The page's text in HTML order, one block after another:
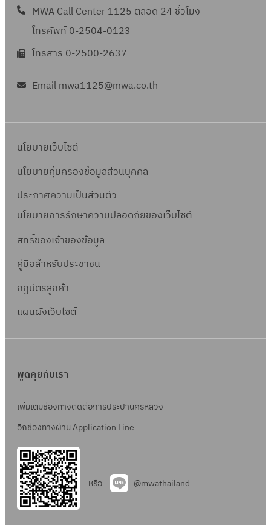
MWA Call Center 1125 ตลอด 24 ชั่วโมง
โทรศัพท์ 0-2504-0123
โทรสาร 0-2500-2637
Email mwa1125@mwa.co.th
นโยบายเว็บไซต์
นโยบายคุ้มครองข้อมูลส่วนบุคคล
ประกาศความเป็นส่วนตัว
นโยบายการรักษาความปลอดภัยของเว็บไซต์
สิทธิ์ของเจ้าของข้อมูล
คู่มือสำหรับประชาชน
กฎบัตรลูกค้า
แผนผังเว็บไซต์
พูดคุยกับเรา
เพิ่มเติมช่องทางติดต่อการประปานครหลวง
อีกช่องทางผ่าน Application Line
หรือ @mwathailand